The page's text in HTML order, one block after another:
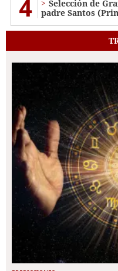
4
Selección de
padre Santos